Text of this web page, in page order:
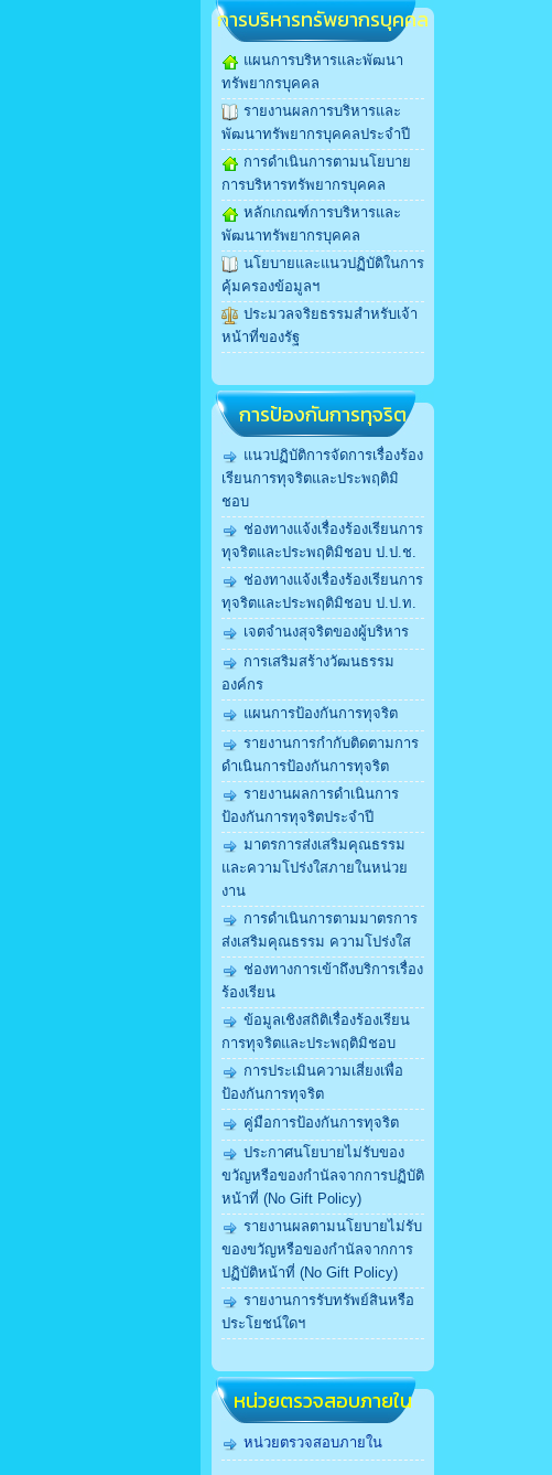
การบริหารทรัพยากรบุคคล
แผนการบริหารและพัฒนา
ทรัพยากรบุคคล
รายงานผลการบริหารและ
พัฒนาทรัพยากรบุคคลประจำปี
การดำเนินการตามนโยบาย
การบริหารทรัพยากรบุคคล
หลักเกณฑ์การบริหารและ
พัฒนาทรัพยากรบุคคล
นโยบายและแนวปฏิบัติในการ
คุ้มครองข้อมูลฯ
ประมวลจริยธรรมสำหรับเจ้า
หน้าที่ของรัฐ
การป้องกันการทุจริต
แนวปฏิบัติการจัดการเรื่องร้อง
เรียนการทุจริตและประพฤติมิ
ชอบ
ช่องทางแจ้งเรื่องร้องเรียนการ
ทุจริตและประพฤติมิชอบ ป.ป.ช.
ช่องทางแจ้งเรื่องร้องเรียนการ
ทุจริตและประพฤติมิชอบ ป.ป.ท.
เจตจำนงสุจริตของผู้บริหาร
การเสริมสร้างวัฒนธรรม
องค์กร
แผนการป้องกันการทุจริต
รายงานการกำกับติดตามการ
ดำเนินการป้องกันการทุจริต
รายงานผลการดำเนินการ
ป้องกันการทุจริตประจำปี
มาตรการส่งเสริมคุณธรรม
และความโปร่งใสภายในหน่วย
งาน
การดำเนินการตามมาตรการ
ส่งเสริมคุณธรรม ความโปร่งใส
ช่องทางการเข้าถึงบริการเรื่อง
ร้องเรียน
ข้อมูลเชิงสถิติเรื่องร้องเรียน
การทุจริตและประพฤติมิชอบ
การประเมินความเสี่ยงเพื่อ
ป้องกันการทุจริต
คู่มือการป้องกันการทุจริต
ประกาศนโยบายไม่รับของ
ขวัญหรือของกำนัลจากการปฏิบัติ
หน้าที่ (No Gift Policy)
รายงานผลตามนโยบายไม่รับ
ของขวัญหรือของกำนัลจากการ
ปฏิบัติหน้าที่ (No Gift Policy)
รายงานการรับทรัพย์สินหรือ
ประโยชน์ใดฯ
หน่วยตรวจสอบภายใน
หน่วยตรวจสอบภายใน